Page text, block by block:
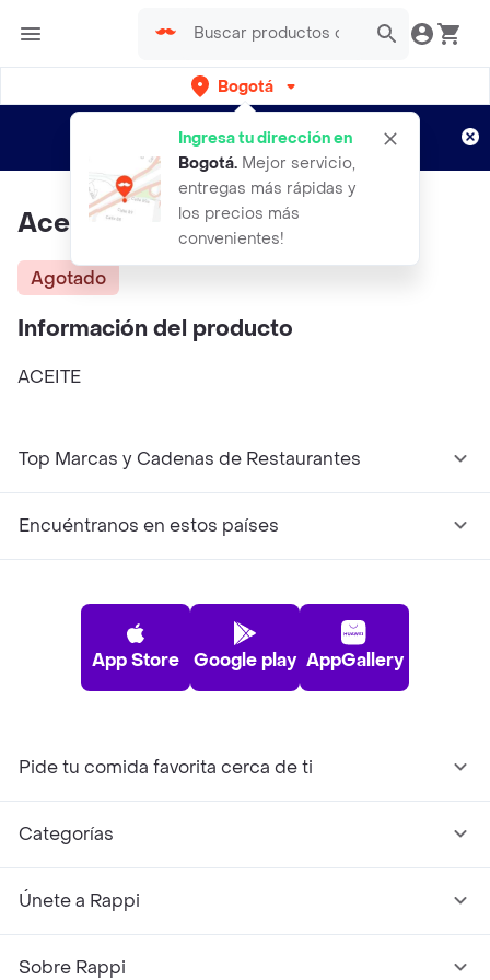
Bogotá
Ingresa tu dirección en
Bogotá. Mejor servicio,
entregas más rápidas y
los precios más
convenientes!
envíos gratis por semanas
Aplican TyC
Aceite Riquisimo *250ml
Agotado
Información del producto
ACEITE
Top Marcas y Cadenas de Restaurantes
Encuéntranos en estos países
App Store Google play AppGallery
Pide tu comida favorita cerca de ti
Categorías
Únete a Rappi
Sobre Rappi